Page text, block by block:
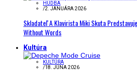
HUDBA
/2. JANUÁRA 2026
Skladateľ A Klavirista Miki Skuta
Without Words
Kultúra
KULTÚRA
/18. JÚNA 2026